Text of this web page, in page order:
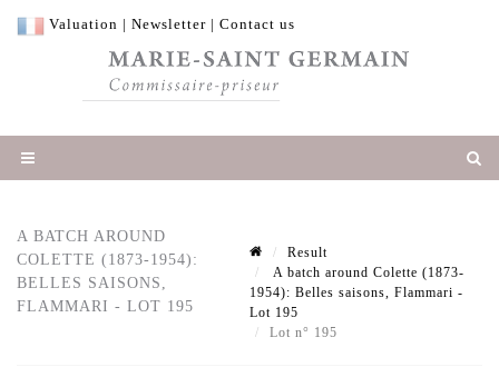
Valuation | Newsletter | Contact us
A BATCH AROUND
COLETTE (1873-1954):
BELLES SAISONS,
FLAMMARI - LOT 195
Result
A batch around Colette (1873-
1954): Belles saisons, Flammari -
Lot 195
Lot n° 195